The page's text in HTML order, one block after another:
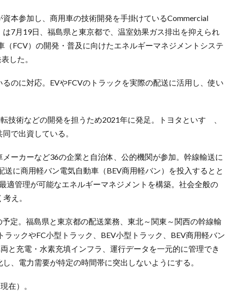
本参加し、商用車の技術開発を手掛けているCommercial
は7月19日、福島県と東京都で、温室効果ガス排出を抑えられ
（FCV）の開発・普及に向けたエネルギーマネジメントシステ
した。
のに対応。EVやFCVのトラックを実際の配送に活用し、使い
技術などの開発を担うため2021年に発足。トヨタといすゞ、
で出資している。
ーカーなど36の企業と自治体、公的機関が参加。幹線輸送に
に商用軽バン電気自動車（BEV商用軽バン）を投入するとと
適管理が可能なエネルギーマネジメントを構築。社会全般の
え。
定。福島県と東京都の配送業務、東北～関東～関西の幹線輸
ックやFC小型トラック、BEV小型トラック、BEV商用軽バン
と充電・水素充填インフラ、運行データを一元的に管理でき
、電力需要が特定の時間帯に突出しないようにする。
在）。